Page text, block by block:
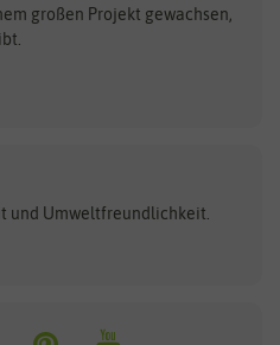
Flora Elite
Hortitops
JUB Holland
großen Projekt gewachsen,
und Umweltfreundlichkeit.